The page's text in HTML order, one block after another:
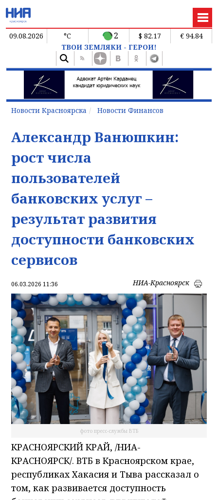
09.08.2026 °C 2 $ 82.17
€ 94.84
ТВОИ ЗЕМЛЯКИ - ГЕРОИ!
Новости Красноярска Новости Финансов
Александр Ванюшкин:
рост числа
пользователей
банковских услуг –
результат развития
доступности банковских
сервисов
06.03.2026 11:36 НИА-Красноярск
фото пресс-службы ВТБ
КРАСНОЯРСКИЙ КРАЙ, /НИА-
КРАСНОЯРСК/. ВТБ в Красноярском крае,
республиках Хакасия и Тыва рассказал о
том, как развивается доступность